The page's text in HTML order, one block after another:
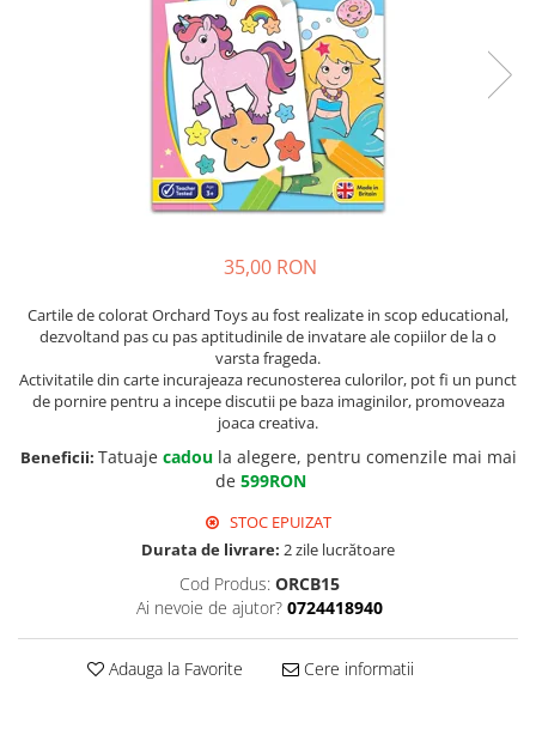
35,00 RON
Cartile de colorat Orchard Toys au fost realizate in scop educational,
dezvoltand pas cu pas aptitudinile de invatare ale copiilor de la o
varsta frageda.
Activitatile din carte incurajeaza recunosterea culorilor, pot fi un punct
de pornire pentru a incepe discutii pe baza imaginilor, promoveaza
joaca creativa.
Beneficii: Tatuaje cadoula alegere, pentru comenzile mai mai
de 599RON
STOC EPUIZAT
Durata de livrare: 2 zile lucrătoare
Cod Produs: ORCB15
Ai nevoie de ajutor? 0724418940
Adauga la Favorite Cere informatii